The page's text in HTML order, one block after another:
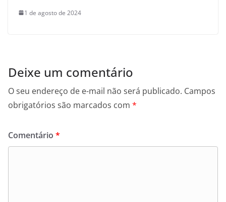
1 de agosto de 2024
Deixe um comentário
O seu endereço de e-mail não será publicado. Campos
obrigatórios são marcados com *
Comentário *